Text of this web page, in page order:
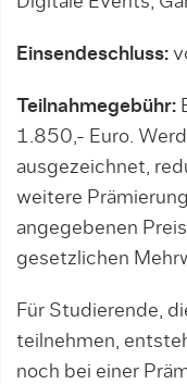
Einsendeschluss:
Teilnahmegebühr:
1.850,- Euro.
ausgezeichnet,
weitere
angegebenen
gesetzlichen
Für Studierende,
teilnehmen,
noch bei einer